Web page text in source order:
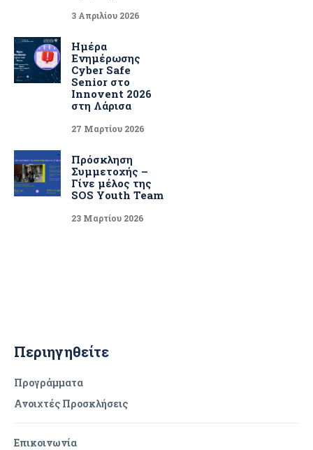
3 Απριλίου 2026
Ημέρα
Ενημέρωσης
Cyber Safe
Senior στο
Innovent 2026
στη Λάρισα
27 Μαρτίου 2026
Πρόσκληση
Συμμετοχής –
Γίνε μέλος της
SOS Youth Team
23 Μαρτίου 2026
Περιηγηθείτε
Προγράμματα
Ανοιχτές Προσκλήσεις
Επικοινωνία